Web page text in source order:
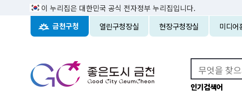
이 누리집은 대한민국 공식 전자정부 누리집입니다.
금천구청 열린구청장실 현장구청장실 미디어
인기검색어